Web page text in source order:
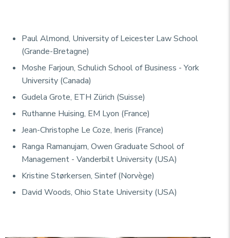
Paul Almond, University of Leicester Law School
(Grande-Bretagne)
Moshe Farjoun, Schulich School of Business - York
University (Canada)
Gudela Grote, ETH Zürich (Suisse)
Ruthanne Huising, EM Lyon (France)
Jean-Christophe Le Coze, Ineris (France)
Ranga Ramanujam, Owen Graduate School of
Management - Vanderbilt University (USA)
Kristine Størkersen, Sintef (Norvège)
David Woods, Ohio State University (USA)